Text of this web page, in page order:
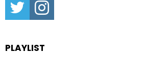
PLAYLIST